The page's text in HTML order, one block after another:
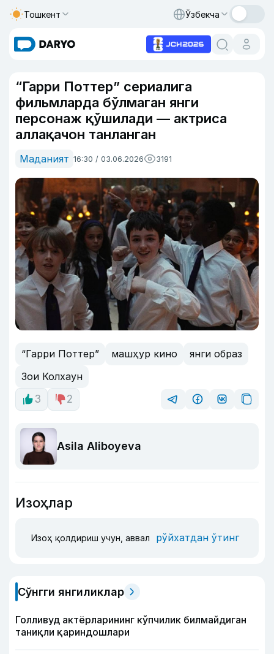
Тошкент Ўзбекча
“Гарри Поттер” сериалига
фильмларда бўлмаган янги
персонаж қўшилади — актриса
аллақачон танланган
Маданият 16:30 / 03.06.2026 3191
“Гарри Поттер” машҳур кино
янги образ
Зои Колхаун
3
2
Asila Aliboyeva
Изоҳлар
Изоҳ қолдириш учун, аввал рўйхатдан ўтинг
Сўнгги янгиликлар
Голливуд актёрларининг кўпчилик билмайдиган
таниқли қариндошлари